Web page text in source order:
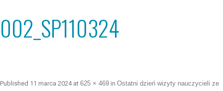
002_SP110324
Published 11 marca 2024at 625 × 469 in Ostatni dzień wizyty nauczycieli ze